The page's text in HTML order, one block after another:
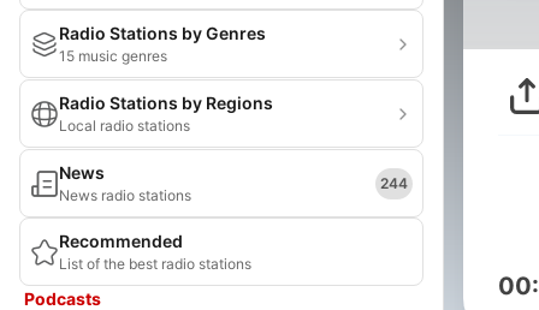
Radio Stations by Genres
15 music genres
Radio Stations by Regions
Local radio stations
News
News radio stations
244
Recommended
List of the best radio stations
Podcasts